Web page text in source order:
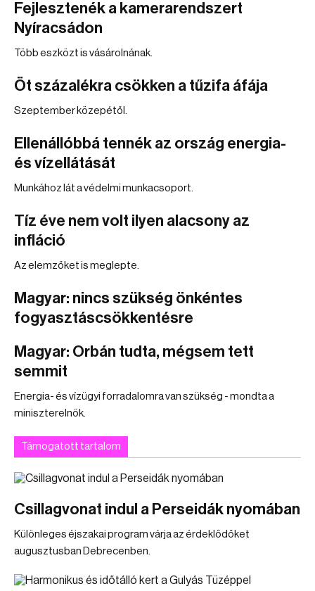
Fejlesztenék a kamerarendszert
Nyíracsádon
Több eszközt is vásárolnának.
Öt százalékra csökken a tűzifa áfája
Szeptember közepétől.
Ellenállóbbá tennék az ország energia-
és vízellátását
Munkához lát a védelmi munkacsoport.
Tíz éve nem volt ilyen alacsony az
infláció
Az elemzőket is meglepte.
Magyar: nincs szükség önkéntes
fogyasztáscsökkentésre
Magyar: Orbán tudta, mégsem tett
semmit
Energia- és vízügyi forradalomra van szükség - mondta a
miniszterelnök.
Támogatott tartalom
Csillagvonat indul a Perseidák nyomában
Különleges éjszakai program várja az érdeklődőket
augusztusban Debrecenben.